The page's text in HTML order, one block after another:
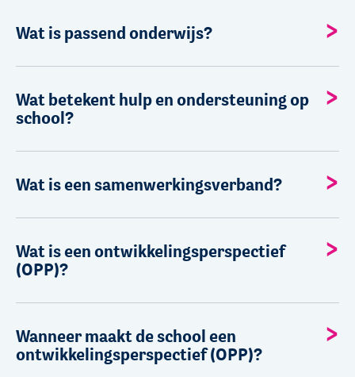
Wat is passend onderwijs?
Wat betekent hulp en ondersteuning op
school?
Wat is een samenwerkingsverband?
Wat is een ontwikkelingsperspectief
(OPP)?
Wanneer maakt de school een
ontwikkelingsperspectief (OPP)?